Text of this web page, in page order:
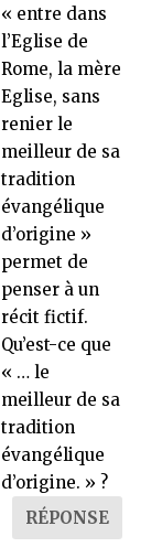
« entre dans
l’Eglise de
Rome, la mère
Eglise, sans
renier le
meilleur de sa
tradition
évangélique
d’origine »
permet de
penser à un
récit fictif.
Qu’est-ce que
« … le
meilleur de sa
tradition
évangélique
d’origine. » ?
RÉPONSE